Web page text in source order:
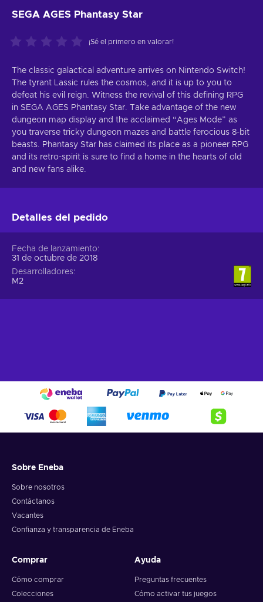
SEGA AGES Phantasy Star
¡Sé el primero en valorar!
The classic galactical adventure arrives on Nintendo Switch!
The tyrant Lassic rules the cosmos, and it is up to you to
defeat his evil reign. Witness the revival of this defining RPG
in SEGA AGES Phantasy Star. Take advantage of the new
dungeon map display and the acclaimed “Ages Mode” as
you traverse tricky dungeon mazes and battle ferocious 8-bit
beasts. Phantasy Star has claimed its place as a pioneer RPG
and its retro-spirit is sure to find a home in the hearts of old
and new fans alike.
Detalles del pedido
Fecha de lanzamiento
31 de octubre de 2018
Desarrolladores
M2
Sobre Eneba
Sobre nosotros
Contáctanos
Vacantes
Confianza y transparencia de Eneba
Comprar
Cómo comprar
Colecciones
Ayuda
Preguntas frecuentes
Cómo activar tus juegos